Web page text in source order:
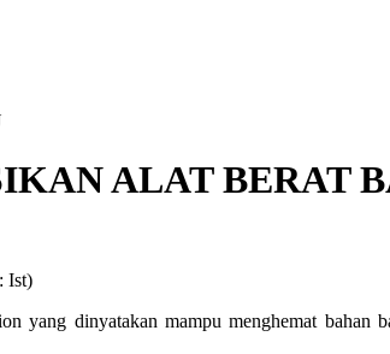
ALAT BERAT
yang dinyatakan mampu menghemat